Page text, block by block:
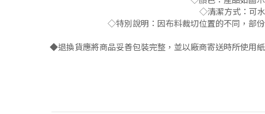
◇清潔方式：可
◇特別說明：因布料裁切位置的不同，部
◆退換貨應將商品妥善包裝完整，並以廠商寄送時所使用